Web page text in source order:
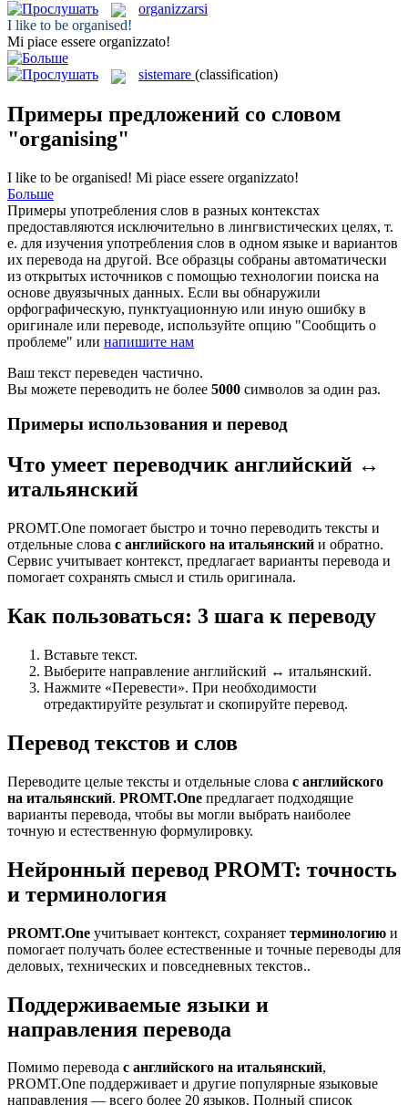
organizzarsi
I like to be organised!
Mi piace essere organizzato!
sistemare (classification)
Примеры предложений со словом
"organising"
I like to be organised! Mi piace essere organizzato!
Больше
Примеры употребления слов в разных контекстах
предоставляются исключительно в лингвистических целях, т.
е. для изучения употребления слов в одном языке и вариантов
их перевода на другой. Все образцы собраны автоматически
из открытых источников с помощью технологии поиска на
основе двуязычных данных. Если вы обнаружили
орфографическую, пунктуационную или иную ошибку в
оригинале или переводе, используйте опцию "Сообщить о
проблеме" или напишите нам
Ваш текст переведен частично.
Вы можете переводить не более 5000 символов за один раз.
Примеры использования и перевод
Что умеет переводчик английский ↔
итальянский
PROMT.One помогает быстро и точно переводить тексты и
отдельные слова с английского на итальянский и обратно.
Сервис учитывает контекст, предлагает варианты перевода и
помогает сохранять смысл и стиль оригинала.
Как пользоваться: 3 шага к переводу
Вставьте текст.
Выберите направление английский ↔ итальянский.
Нажмите «Перевести». При необходимости
отредактируйте результат и скопируйте перевод.
Перевод текстов и слов
Переводите целые тексты и отдельные слова с английского
на итальянский. PROMT.One предлагает подходящие
варианты перевода, чтобы вы могли выбрать наиболее
точную и естественную формулировку.
Нейронный перевод PROMT: точность
и терминология
PROMT.One учитывает контекст, сохраняет терминологию и
помогает получать более естественные и точные переводы для
деловых, технических и повседневных текстов..
Поддерживаемые языки и
направления перевода
Помимо перевода с английского на итальянский,
PROMT.One поддерживает и другие популярные языковые
направления — всего более 20 языков. Полный список